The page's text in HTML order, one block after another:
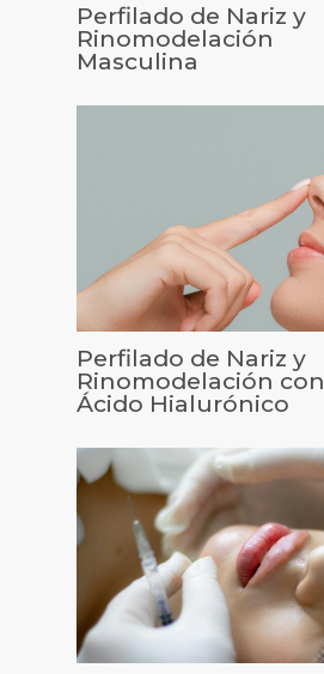
Perfilado de Nariz y
Rinomodelación
Masculina
Perfilado de Nariz y
Rinomodelación con
Ácido Hialurónico